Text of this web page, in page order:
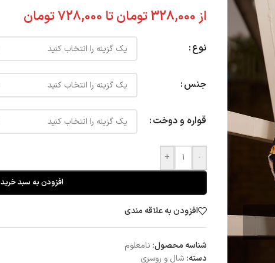
از328,000تومانتا 728,000تومان
نوع
جنس
قواره و دوخت
-
+
افزودن به سبد خرید
افزودن به علاقه مندی
شناسه محصول: نامعلوم
دسته: شال و روسری